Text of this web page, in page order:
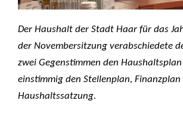
Der Haushalt der Stadt Haar für das
der Novembersitzung verabschiedete
zwei Gegenstimmen den
einstimmig den Stellenplan, Finanzplan
Haushaltssatzung.